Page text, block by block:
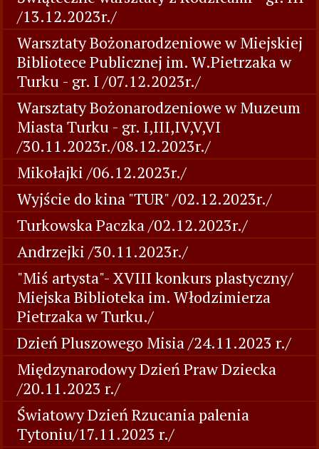
/13.12.2023r./
Warsztaty Bożonarodzeniowe w Miejskiej
Bibliotece Publicznej im. W.Pietrzaka w
Turku - gr. I /07.12.2023r./
Warsztaty Bożonarodzeniowe w Muzeum
Miasta Turku - gr. I,III,IV,V,VI
/30.11.2023r./08.12.2023r./
Mikołajki /06.12.2023r./
Wyjście do kina "TUR" /02.12.2023r./
Turkowska Paczka /02.12.2023r./
Andrzejki /30.11.2023r./
"Miś artysta"- XVIII konkurs plastyczny/
Miejska Biblioteka im. Włodzimierza
Pietrzaka w Turku./
Dzień Pluszowego Misia /24.11.2023 r./
Międzynarodowy Dzień Praw Dziecka
/20.11.2023 r./
Światowy Dzień Rzucania palenia
Tytoniu/17.11.2023 r./